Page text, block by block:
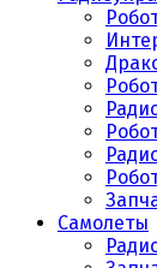
Самолеты